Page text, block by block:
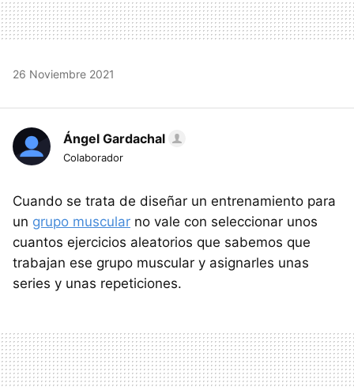
26 Noviembre 2021
Ángel Gardachal
Colaborador
Cuando se trata de diseñar un entrenamiento para
un grupo muscular no vale con seleccionar unos
cuantos ejercicios aleatorios que sabemos que
trabajan ese grupo muscular y asignarles unas
series y unas repeticiones.